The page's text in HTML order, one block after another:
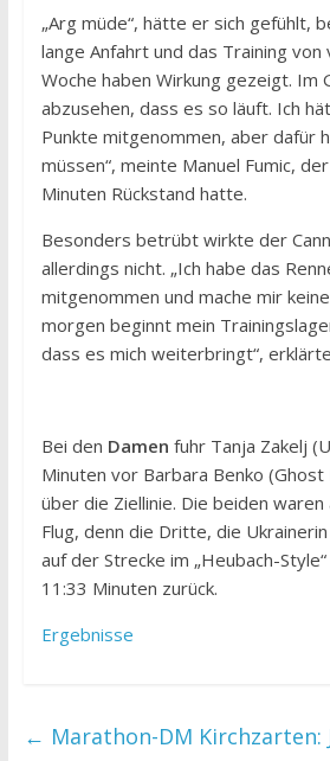
„Arg müde“, hätte er sich gefühlt,
lange Anfahrt und das Training
Woche haben Wirkung gezeigt. Im
abzusehen, dass es so läuft. Ich
Punkte mitgenommen, aber dafür
müssen“, meinte Manuel Fumic,
Minuten Rückstand hatte.
Besonders betrübt wirkte der
allerdings nicht. „Ich habe das
mitgenommen und mache mir
morgen beginnt mein
dass es mich weiterbringt“,
Bei den Damen fuhr Tanja Zakelj
Minuten vor Barbara Benko (Ghost
über die Ziellinie. Die beiden
Flug, denn die Dritte, die
auf der Strecke im „Heubach-
11:33 Minuten zurück.
Ergebnisse
← Marathon-DM Kirchzarten: